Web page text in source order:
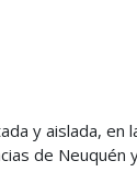
y aislada, en
de Neuquén